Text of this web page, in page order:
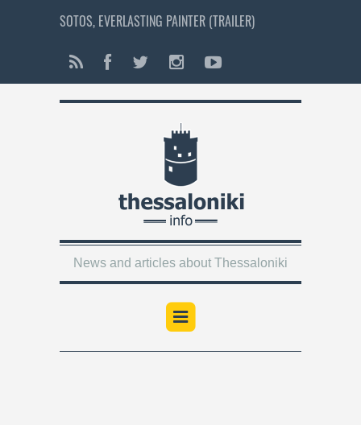
SOTOS, EVERLASTING PAINTER (TRAILER)
News and articles about Thessaloniki